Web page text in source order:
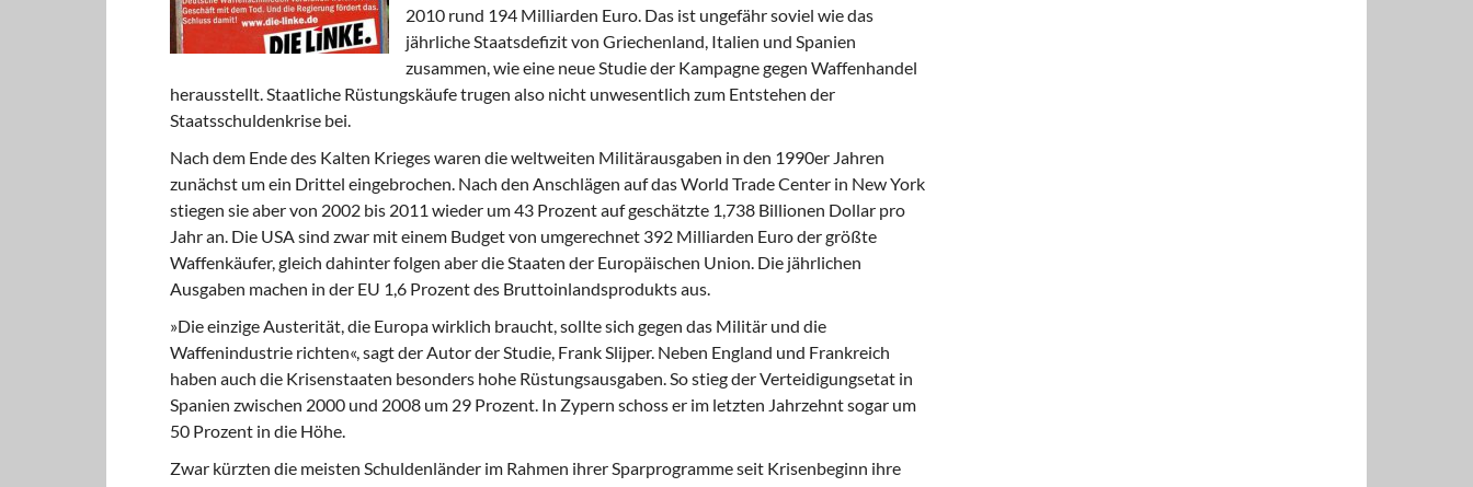
2010 rund 194 Milliarden Euro. Das ist ungefähr soviel wie das
jährliche Staatsdefizit von Griechenland, Italien und Spanien
zusammen, wie eine neue Studie der Kampagne gegen Waffenhandel
herausstellt. Staatliche Rüstungskäufe trugen also nicht unwesentlich zum Entstehen der
Staatsschuldenkrise bei.
Nach dem Ende des Kalten Krieges waren die weltweiten Militärausgaben in den 1990er Jahren
zunächst um ein Drittel eingebrochen. Nach den Anschlägen auf das World Trade Center in New York
stiegen sie aber von 2002 bis 2011 wieder um 43 Prozent auf geschätzte 1,738 Billionen Dollar pro
Jahr an. Die USA sind zwar mit einem Budget von umgerechnet 392 Milliarden Euro der größte
Waffenkäufer, gleich dahinter folgen aber die Staaten der Europäischen Union. Die jährlichen
Ausgaben machen in der EU 1,6 Prozent des Bruttoinlandsprodukts aus.
»Die einzige Austerität, die Europa wirklich braucht, sollte sich gegen das Militär und die
Waffenindustrie richten«, sagt der Autor der Studie, Frank Slijper. Neben England und Frankreich
haben auch die Krisenstaaten besonders hohe Rüstungsausgaben. So stieg der Verteidigungsetat in
Spanien zwischen 2000 und 2008 um 29 Prozent. In Zypern schoss er im letzten Jahrzehnt sogar um
50 Prozent in die Höhe.
Zwar kürzten die meisten Schuldenländer im Rahmen ihrer Sparprogramme seit Krisenbeginn ihre